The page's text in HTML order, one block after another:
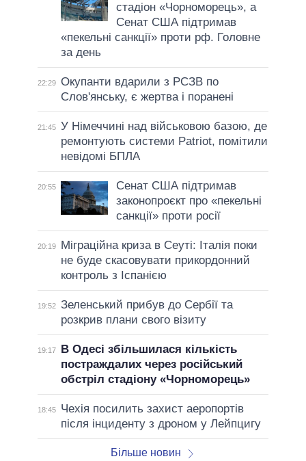
стадіон «Чорноморець», а
Сенат США підтримав
«пекельні санкції» проти рф. Головне
за день
22:29 Окупанти вдарили з РСЗВ по
Слов'янську, є жертва і поранені
21:45 У Німеччині над військовою базою, де
ремонтують системи Patriot, помітили
невідомі БПЛА
20:55
Сенат США підтримав
законопроєкт про «пекельні
санкції» проти росії
20:19
Міграційна криза в Сеуті: Італія поки
не буде скасовувати прикордонний
контроль з Іспанією
19:52 Зеленський прибув до Сербії та
розкрив плани свого візиту
19:17
В Одесі збільшилася кількість
постраждалих через російський
обстріл стадіону «Чорноморець»
18:45
Чехія посилить захист аеропортів
після інциденту з дроном у Лейпцигу
Більше новин